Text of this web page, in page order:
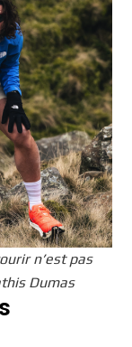
n’est pas
Dumas